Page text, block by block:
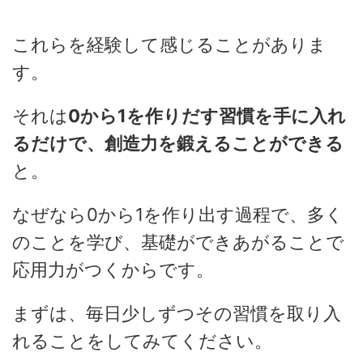
これらを経験して感じることがありま
す。
それは0から1を作りだす習慣を手に入れ
るだけで、創造力を鍛えることができる
と。
なぜなら0から1を作り出す過程で、多く
のことを学び、基礎ができあがることで
応用力がつくからです。
まずは、毎日少しずつその習慣を取り入
れることをしてみてください。